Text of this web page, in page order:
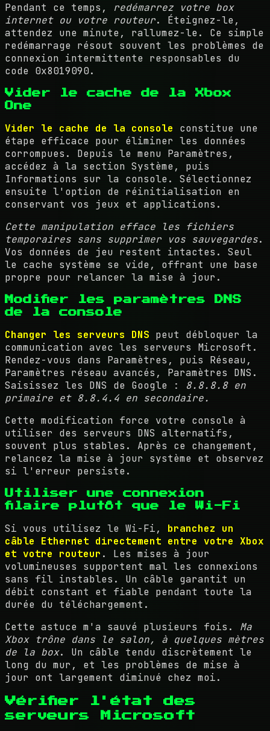
Pendant ce temps, redémarrez votre box
internet ou votre routeur. Éteignez-le,
attendez une minute, rallumez-le. Ce simple
redémarrage résout souvent les problèmes de
connexion intermittente responsables du
code 0x8019090.
Vider le cache de la Xbox
One
Vider le cache de la console constitue une
étape efficace pour éliminer les données
corrompues. Depuis le menu Paramètres,
accédez à la section Système, puis
Informations sur la console. Sélectionnez
ensuite l'option de réinitialisation en
conservant vos jeux et applications.
Cette manipulation efface les fichiers
temporaires sans supprimer vos sauvegardes.
Vos données de jeu restent intactes. Seul
le cache système se vide, offrant une base
propre pour relancer la mise à jour.
Modifier les paramètres DNS
de la console
Changer les serveurs DNS peut débloquer la
communication avec les serveurs Microsoft.
Rendez-vous dans Paramètres, puis Réseau,
Paramètres réseau avancés, Paramètres DNS.
Saisissez les DNS de Google : 8.8.8.8 en
primaire et 8.8.4.4 en secondaire.
Cette modification force votre console à
utiliser des serveurs DNS alternatifs,
souvent plus stables. Après ce changement,
relancez la mise à jour système et observez
si l'erreur persiste.
Utiliser une connexion
filaire plutôt que le Wi-Fi
Si vous utilisez le Wi-Fi, branchez un
câble Ethernet directement entre votre Xbox
et votre routeur . Les mises à jour
volumineuses supportent mal les connexions
sans fil instables. Un câble garantit un
débit constant et fiable pendant toute la
durée du téléchargement.
Cette astuce m'a sauvé plusieurs fois. Ma
Xbox trône dans le salon, à quelques mètres
de la box. Un câble tendu discrètement le
long du mur, et les problèmes de mise à
jour ont largement diminué chez moi.
Vérifier l'état des
serveurs Microsoft